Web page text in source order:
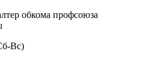
обкома профсоюза
Вс)